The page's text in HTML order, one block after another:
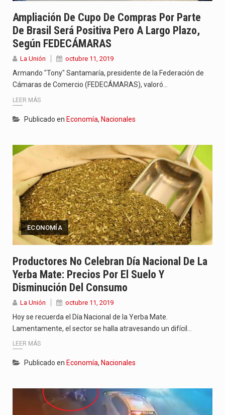
Ampliación De Cupo De Compras Por Parte
De Brasil Será Positiva Pero A Largo Plazo,
Según FEDECÁMARAS
La Unión octubre 11, 2019
Armando "Tony" Santamaría, presidente de la Federación de
Cámaras de Comercio (FEDECÁMARAS), valoró…
LEER MÁS
Publicado en Economía, Nacionales
ECONOMÍA
Productores No Celebran Día Nacional De La
Yerba Mate: Precios Por El Suelo Y
Disminución Del Consumo
La Unión octubre 11, 2019
Hoy se recuerda el Día Nacional de la Yerba Mate.
Lamentamente, el sector se halla atravesando un difícil…
LEER MÁS
Publicado en Economía, Nacionales